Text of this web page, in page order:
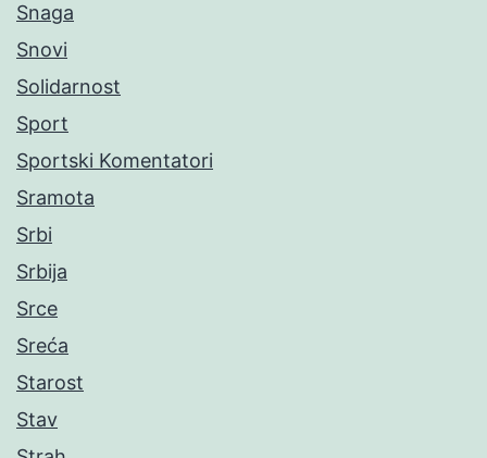
Snaga
Snovi
Solidarnost
Sport
Sportski Komentatori
Sramota
Srbi
Srbija
Srce
Sreća
Starost
Stav